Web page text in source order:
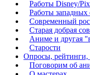
Работы Disney/
Работы
Современный
Старая добрая
Аниме и другая
Старости
Опросы, рейтинги,
Поговорим об